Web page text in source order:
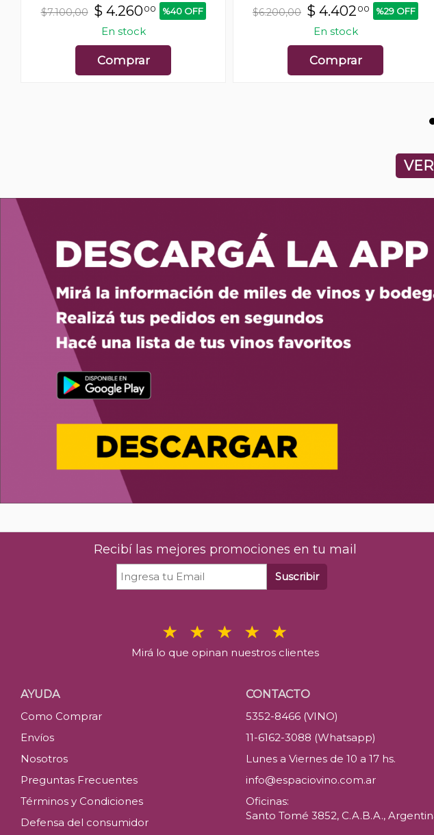
$7.100,00 $ 4.26000 %40 OFF
En stock
Comprar
$6.200,00 $ 4.402 00 %29 OFF
En stock
Comprar
Recibí las mejores promociones en tu mail
Suscribir
Mirá lo que opinan nuestros clientes
AYUDA
Como Comprar
Envíos
Nosotros
Preguntas Frecuentes
Términos y Condiciones
Defensa del consumidor
CONTACTO
5352-8466 (VINO)
11-6162-3088 (Whatsapp)
Lunes a Viernes de 10 a 17 hs.
info@espaciovino.com.ar
Oficinas:
Santo Tomé 3852, C.A.B.A.,